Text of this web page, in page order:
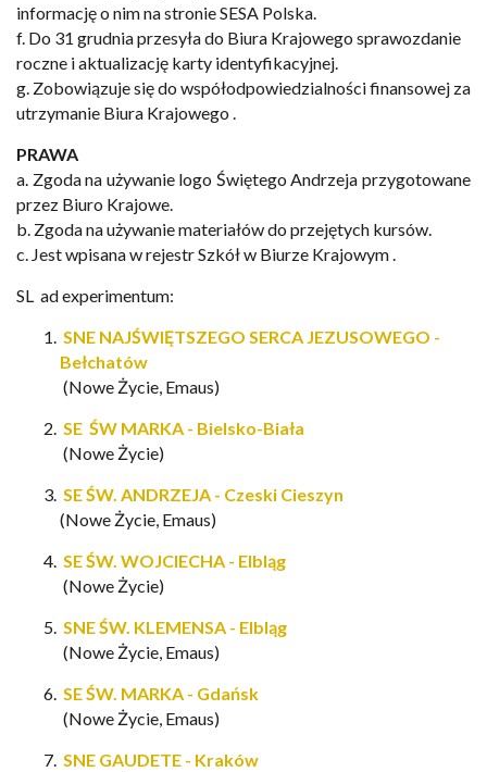
informacjęo nimnastronieSESA Polska.
f. Do 31 grudniaprzesyłado Biura Krajowego sprawozdanie
roczne iaktualizację karty identyfikacyjnej.
g. Zobowiązujesiędo współodpowiedzialnościfinansowej za
utrzymanie Biura Krajowego
PRAWA
a. Zgodana używanie logo Świętego Andrzeja przygotowane
przez Biuro Krajowe.
b. Zgodanaużywaniemateriałówdo przejętych kursów.
c. JestwpisanawrejestrSzkółw Biurze Krajowym
SL ad experimentum:
SNE NAJŚWIĘTSZEGO SERCA JEZUSOWEGO -
Bełchatów
(Nowe Życie, Emaus)
SE ŚW MARKA - Bielsko-Biała
(Nowe Życie)
SE ŚW. ANDRZEJA - Czeski Cieszyn
(Nowe Życie, Emaus)
SE ŚW. WOJCIECHA - Elbląg
(Nowe Życie)
SNE ŚW. KLEMENSA - Elbląg
(Nowe Życie, Emaus)
SE ŚW. MARKA - Gdańsk
(Nowe Życie, Emaus)
SNE GAUDETE - Kraków